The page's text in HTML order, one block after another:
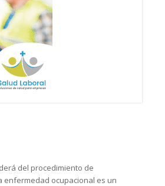
del procedimiento de
enfermedad ocupacional es un